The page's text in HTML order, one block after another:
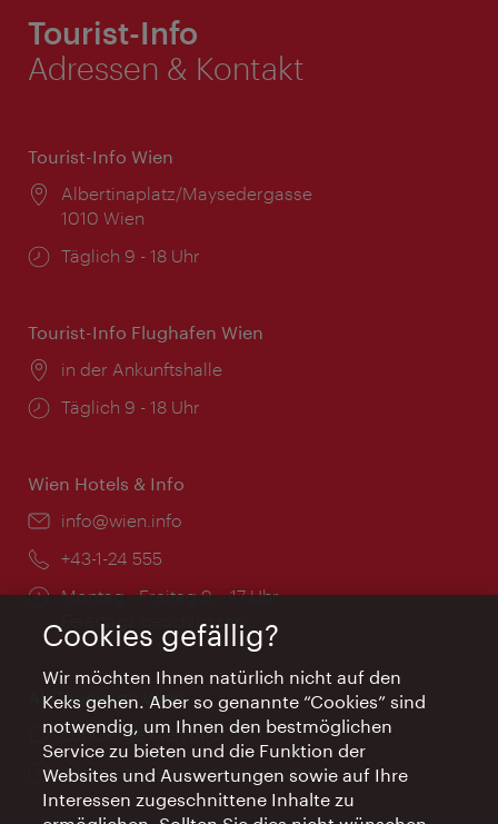
Tourist-Info
Adressen & Kontakt
Tourist-Info Wien
Ort:
Albertinaplatz/Maysedergasse
1010 Wien
Öffnungszeiten:
Täglich 9 - 18 Uhr
Tourist-Info Flughafen Wien
Ort:
in der Ankunftshalle
Öffnungszeiten:
Täglich 9 - 18 Uhr
Wien Hotels & Info
Email:
info@wien.info
Telefon:
+43-1-24 555
Öffnungszeiten:
Montag - Freitag 9 – 17 Uhr
Feiertags geschlossen
AI Concierge Wien
Ort:
concierge.wien.info
Öffnungszeiten:
Informationen rund um die Uhr
Cookies gefällig?
Wir möchten Ihnen natürlich nicht auf den
Keks gehen. Aber so genannte “Cookies” sind
notwendig, um Ihnen den bestmöglichen
Service zu bieten und die Funktion der
Websites und Auswertungen sowie auf Ihre
Interessen zugeschnittene Inhalte zu